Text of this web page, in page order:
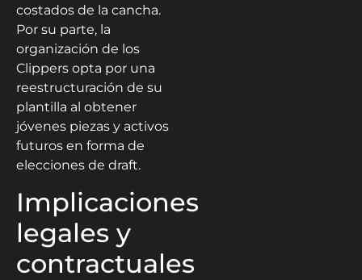
costados de la cancha.
Por su parte, la
organización de los
Clippers opta por una
reestructuración de su
plantilla al obtener
jóvenes piezas y activos
futuros en forma de
elecciones de draft.
Implicaciones
legales y
contractuales